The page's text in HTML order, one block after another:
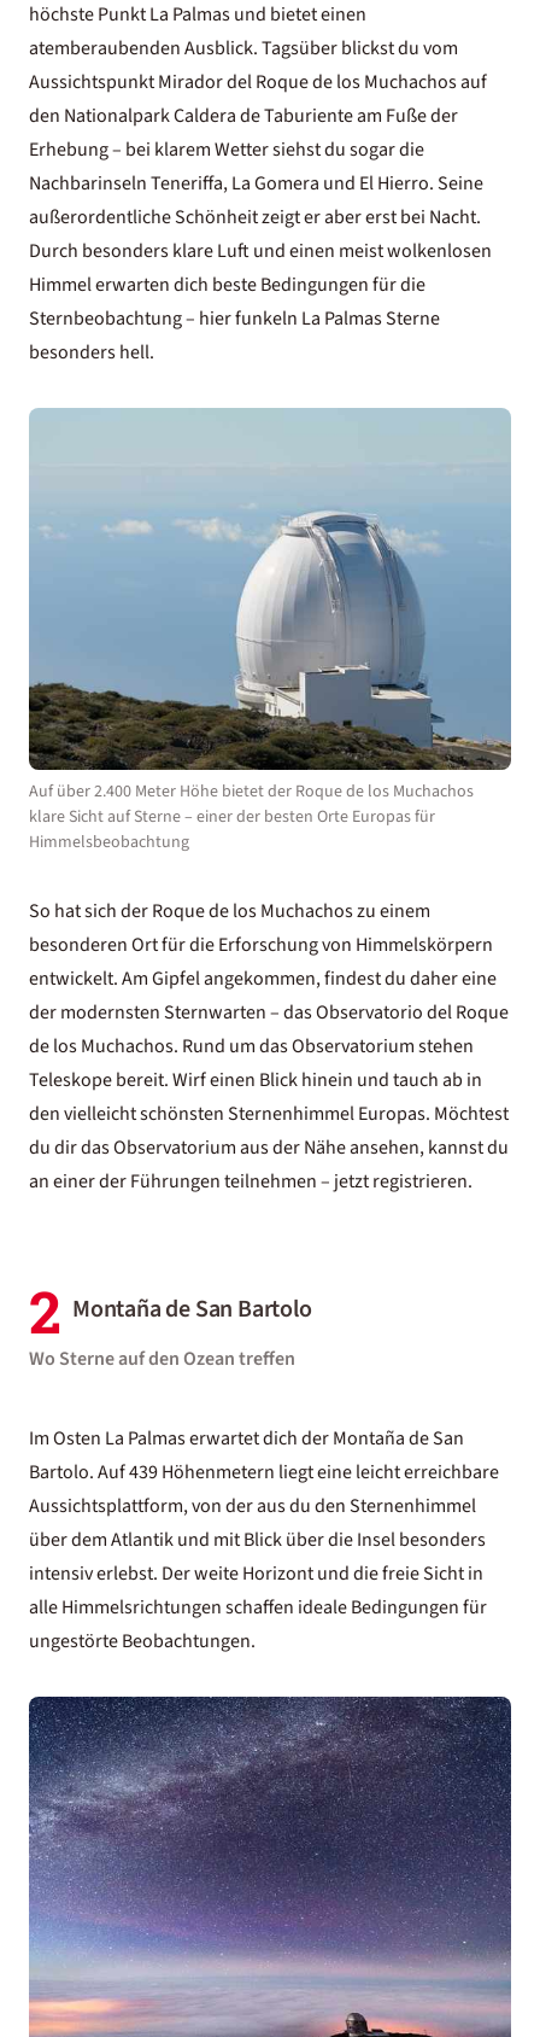
höchste Punkt La Palmas und bietet einen
atemberaubenden Ausblick. Tagsüber blickst du vom
Aussichtspunkt Mirador del Roque de los Muchachos auf
den Nationalpark Caldera de Taburiente am Fuße der
Erhebung – bei klarem Wetter siehst du sogar die
Nachbarinseln Teneriffa,La Gomera und El Hierro. Seine
außerordentliche Schönheit zeigt er aber erst bei Nacht.
Durch besonders klare Luft und einen meist wolkenlosen
Himmel erwarten dich beste Bedingungen für die
Sternbeobachtung – hier funkeln La Palmas Sterne
besonders hell.
Auf über 2.400 Meter Höhe bietet der Roque de los Muchachos
klare Sicht auf Sterne – einer der besten Orte Europas für
Himmelsbeobachtung
So hat sich der Roque de los Muchachos zu einem
besonderen Ort für die Erforschung von Himmelskörpern
entwickelt. Am Gipfel angekommen, findest du daher eine
der modernsten Sternwarten – das Observatorio del Roque
de los Muchachos. Rund um das Observatorium stehen
Teleskope bereit. Wirf einen Blick hinein und tauch ab in
den vielleicht schönsten Sternenhimmel Europas. Möchtest
du dir das Observatorium aus der Nähe ansehen, kannst du
an einer der Führungen teilnehmen – jetzt registrieren.
2 Montaña de San Bartolo
Wo Sterne auf den Ozean treffen
Im Osten La Palmas erwartet dich der Montaña de San
Bartolo. Auf 439 Höhenmetern liegt eine leicht erreichbare
Aussichtsplattform, von der aus du den Sternenhimmel
über dem Atlantik und mit Blick über die Insel besonders
intensiv erlebst. Der weite Horizont und die freie Sicht in
alle Himmelsrichtungen schaffen ideale Bedingungen für
ungestörte Beobachtungen.